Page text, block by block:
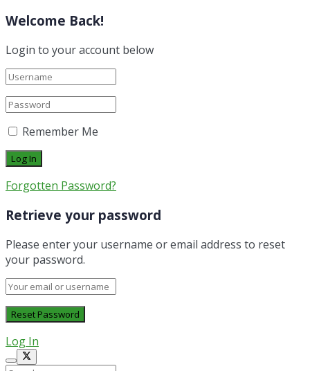
Welcome Back!
Login to your account below
Remember Me
Forgotten Password?
Retrieve your password
Please enter your username or email address to reset
your password.
Log In